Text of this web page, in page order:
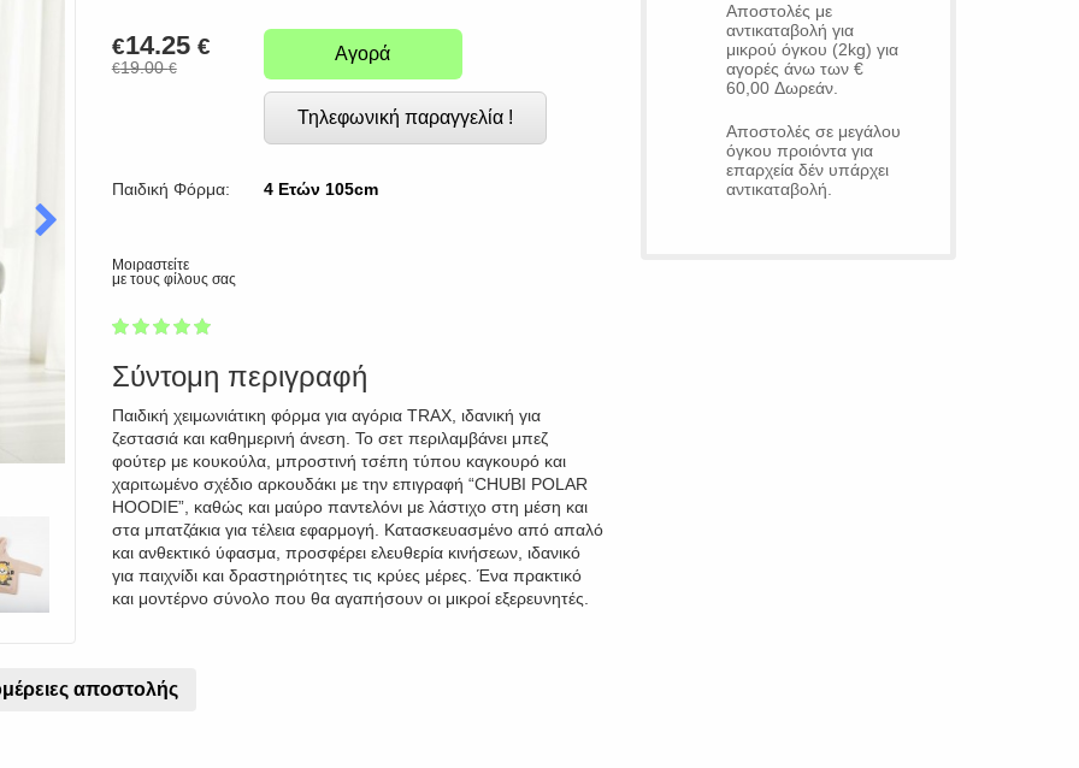
€14.25 €
€19.00€
Αγορά
Τηλεφωνική παραγγελία !
Παιδική Φόρμα: 4 Ετών 105cm
Μοιραστείτε
με τους φίλους σας
1
2
3
4
5
Σύντομη περιγραφή
Παιδική χειμωνιάτικη φόρμα για αγόρια TRAX, ιδανική για
ζεστασιά και καθημερινή άνεση. Το σετ περιλαμβάνει μπεζ
φούτερ με κουκούλα, μπροστινή τσέπη τύπου καγκουρό και
χαριτωμένο σχέδιο αρκουδάκι με την επιγραφή “CHUBI POLAR
HOODIE”, καθώς και μαύρο παντελόνι με λάστιχο στη μέση και
στα μπατζάκια για τέλεια εφαρμογή. Κατασκευασμένο από απαλό
και ανθεκτικό ύφασμα, προσφέρει ελευθερία κινήσεων, ιδανικό
για παιχνίδι και δραστηριότητες τις κρύες μέρες. Ένα πρακτικό
και μοντέρνο σύνολο που θα αγαπήσουν οι μικροί εξερευνητές.
Αποστολές με
αντικαταβολή για
μικρού όγκου (2kg) για
αγορές άνω των €
60,00 Δωρεάν.
Αποστολές σε μεγάλου
όγκου προιόντα για
επαρχεία δέν υπάρχει
αντικαταβολή.
αποστολής